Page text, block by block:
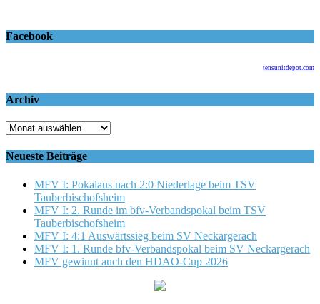
Facebook
tensunitdepot.com
Archiv
Archiv
Neueste Beiträge
MFV I: Pokalaus nach 2:0 Niederlage beim TSV
Tauberbischofsheim
MFV I: 2. Runde im bfv-Verbandspokal beim TSV
Tauberbischofsheim
MFV I: 4:1 Auswärtssieg beim SV Neckargerach
MFV I: 1. Runde bfv-Verbandspokal beim SV Neckargerach
MFV gewinnt auch den HDAO-Cup 2026